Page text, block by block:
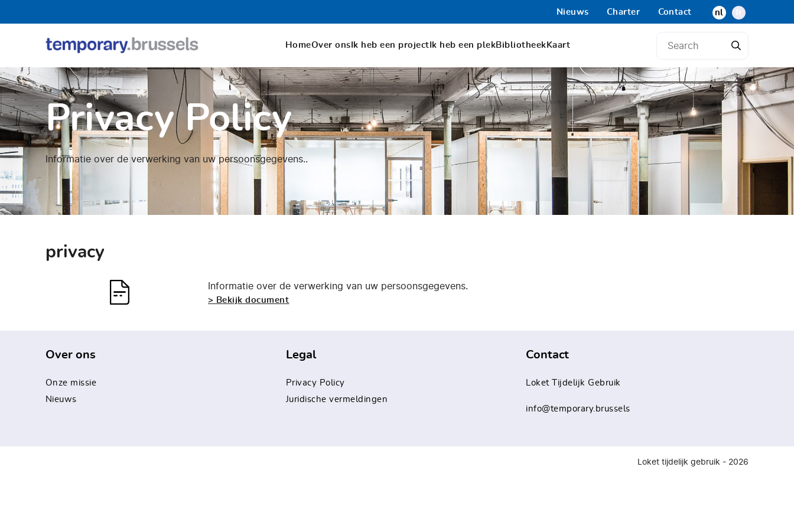
Nieuws Charter Contact nl
tijdelijk
gebruik
HomeOver onsIk heb een projectIk heb een plekBibliotheekKaart
Privacy Policy
Informatie over de verwerking van uw persoonsgegevens..
privacy
Informatie over de verwerking van uw persoonsgegevens.
> Bekijk document
Over ons
Onze missie
Nieuws
Legal
Privacy Policy
Juridische vermeldingen
Contact
Loket Tijdelijk Gebruik
info@temporary.brussels
Loket tijdelijk gebruik - 2026